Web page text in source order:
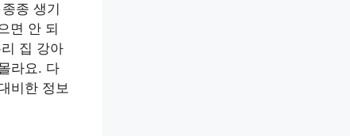
종 생기
면 안 되
집 강아
라요. 다
비한 정보